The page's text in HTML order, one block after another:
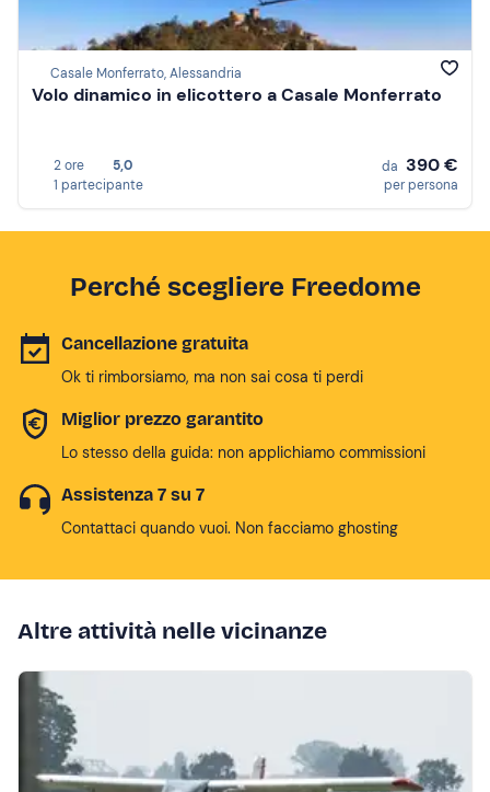
Casale Monferrato, Alessandria
Volo dinamico in elicottero a Casale Monferrato
2 ore
5,0
1 partecipante
da 390 €
per persona
Perché scegliere Freedome
Cancellazione gratuita
Ok ti rimborsiamo, ma non sai cosa ti perdi
Miglior prezzo garantito
Lo stesso della guida: non applichiamo commissioni
Assistenza 7 su 7
Contattaci quando vuoi. Non facciamo ghosting
Altre attività nelle vicinanze